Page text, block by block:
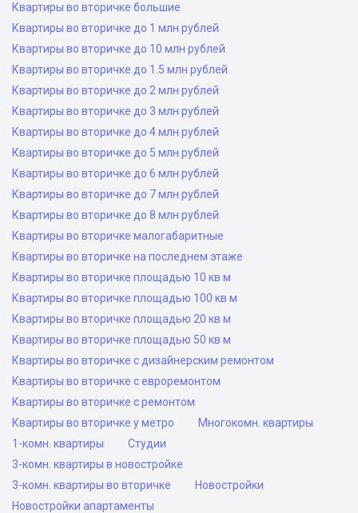
Квартиры во вторичке большие
Квартиры во вторичке до 1 млн рублей
Квартиры во вторичке до 10 млн рублей
Квартиры во вторичке до 1.5 млн рублей
Квартиры во вторичке до 2 млн рублей
Квартиры во вторичке до 3 млн рублей
Квартиры во вторичке до 4 млн рублей
Квартиры во вторичке до 5 млн рублей
Квартиры во вторичке до 6 млн рублей
Квартиры во вторичке до 7 млн рублей
Квартиры во вторичке до 8 млн рублей
Квартиры во вторичке малогабаритные
Квартиры во вторичке на последнем этаже
Квартиры во вторичке площадью 10 кв м
Квартиры во вторичке площадью 100 кв м
Квартиры во вторичке площадью 20 кв м
Квартиры во вторичке площадью 50 кв м
Квартиры во вторичке с дизайнерским ремонтом
Квартиры во вторичке с евроремонтом
Квартиры во вторичке с ремонтом
Квартиры во вторичке у метро
Многокомн. квартиры
1-комн. квартиры
Студии
3-комн. квартиры в новостройке
3-комн. квартиры во вторичке
Новостройки
Новостройки апартаменты